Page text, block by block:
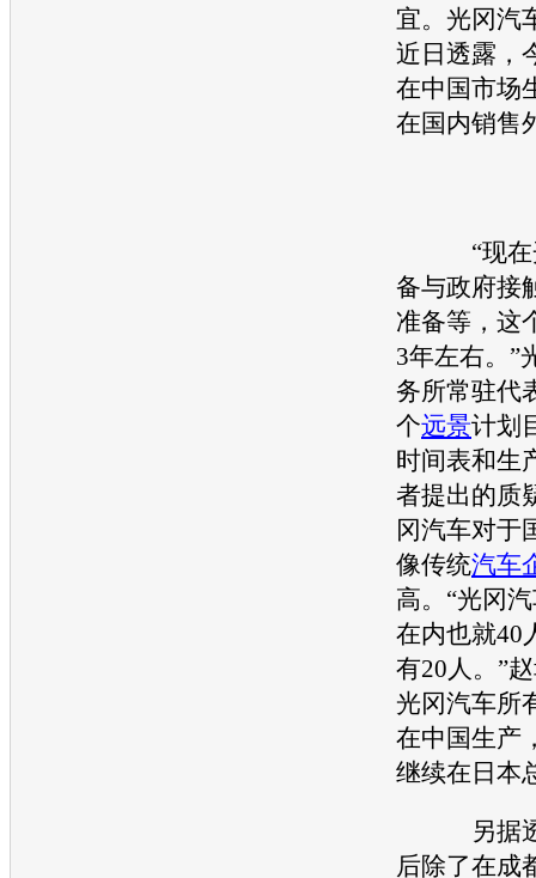
宜。光冈汽
近日透露，
在中国市场
在国内销售
“现在开
备与政府接
准备等，这
3年左右。”
务所常驻代
个远景计划
时间表和生
者提出的质
冈汽车对于
像传统汽车
高。“光冈
在内也就40
有20人。”
光冈汽车所
在中国生产
继续在日本
另据透
后除了在成